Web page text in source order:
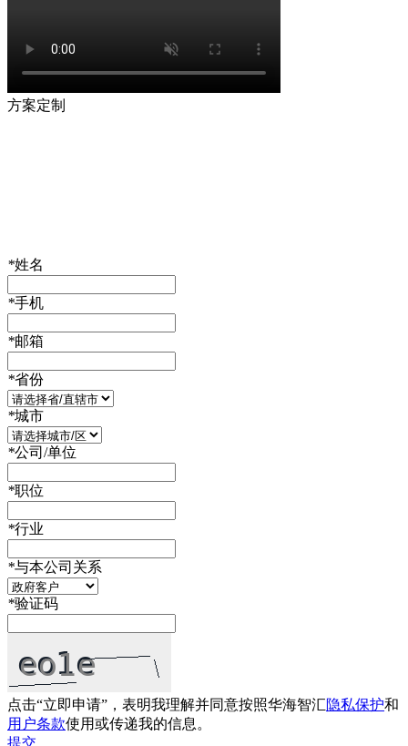
方案定制
*姓名
*手机
*邮箱
*省份
*城市
*公司/单位
*职位
*行业
*与本公司关系
*验证码
点击“立即申请”，表明我理解并同意按照华海智汇隐私保护和
用户条款使用或传递我的信息。
提交